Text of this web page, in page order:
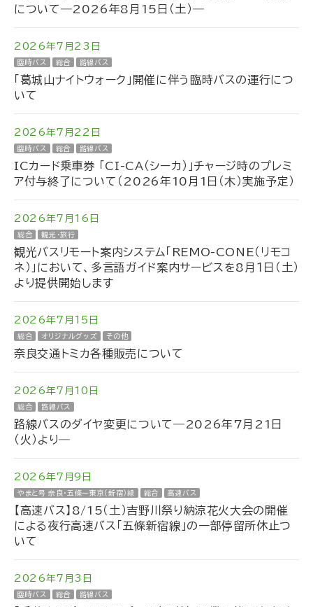
について―2026年8月15日（土）―
2026年7月23日
臨時バス 総合 路線バス
「葛城山ナイトウォーク」開催に伴う臨時バスの運行につ
いて
2026年7月22日
臨時バス 総合 路線バス
ICカード乗車券 「CI-CA（シーカ）」チャージ時のプレミ
ア付与終了について（2026年10月1日（木）実施予定）
2026年7月16日
総合 観光・旅行
観光バスリモート案内システム「REMO-CONE（リモコ
ネ）」において、多言語ガイド案内サービスを8月１日（土）
より提供開始します
2026年7月15日
総合 オリジナルグッズ その他
奈良交通トミカ各種販売について
2026年7月10日
総合 路線バス
路線バスのダイヤ変更について―2026年7月21日
（火）より―
2026年7月9日
やまと号 奈良・五條ー東京（新宿）線 総合 高速バス
【高速バス】8/15（土）吉野川祭り納涼花火大会の開催
による夜行高速バス「五條新宿線」の一部停留所休止つ
いて
2026年7月3日
臨時バス 総合 路線バス